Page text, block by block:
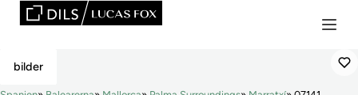
Såld
bilder